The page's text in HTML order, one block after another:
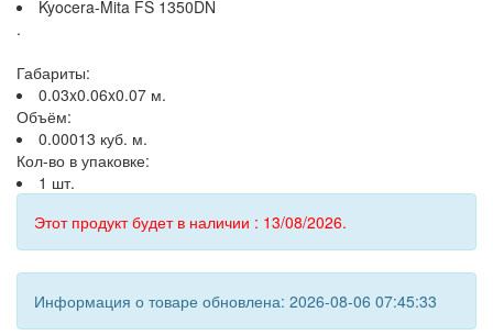
Kyocera-Mita FS 1350DN
.
Габариты:
0.03x0.06x0.07 м.
Объём:
0.00013 куб. м.
Кол-во в упаковке:
1 шт.
Этот продукт будет в наличии : 13/08/2026.
Информация о товаре обновлена: 2026-08-06 07:45:33